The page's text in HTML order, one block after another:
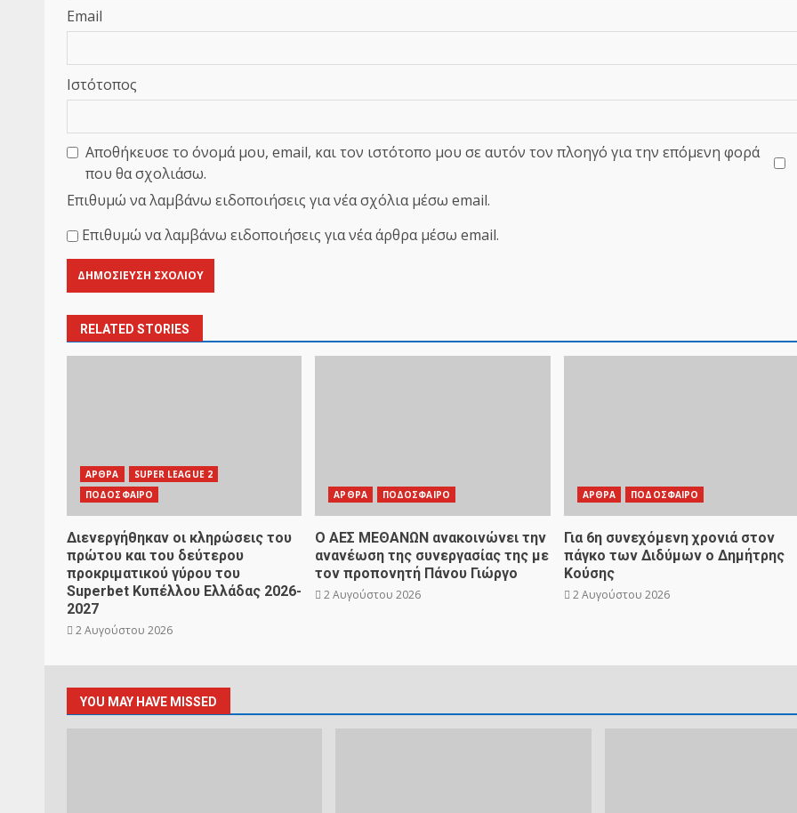
Email
Ιστότοπος
Αποθήκευσε το όνομά μου, email, και τον ιστότοπο μου σε αυτόν τον πλοηγό για την επόμενη φορά
που θα σχολιάσω.
Επιθυμώ να λαμβάνω ειδοποιήσεις για νέα σχόλια μέσω email.
Επιθυμώ να λαμβάνω ειδοποιήσεις για νέα άρθρα μέσω email.
RELATED STORIES
ΑΡΘΡΑ
SUPER LEAGUE 2
ΠΟΔΟΣΦΑΙΡΟ
Διενεργήθηκαν οι κληρώσεις του
πρώτου και του δεύτερου
προκριματικού γύρου του
Superbet Κυπέλλου Ελλάδας 2026-
2027
2 Αυγούστου 2026
ΑΡΘΡΑ ΠΟΔΟΣΦΑΙΡΟ
Ο ΑΕΣ ΜΕΘΑΝΩΝ ανακοινώνει την
ανανέωση της συνεργασίας της με
τον προπονητή Πάνου Γιώργο
2 Αυγούστου 2026
ΑΡΘΡΑ ΠΟΔΟΣΦΑΙΡΟ
Για 6η συνεχόμενη χρονιά στον
πάγκο των Διδύμων ο Δημήτρης
Κούσης
2 Αυγούστου 2026
YOU MAY HAVE MISSED